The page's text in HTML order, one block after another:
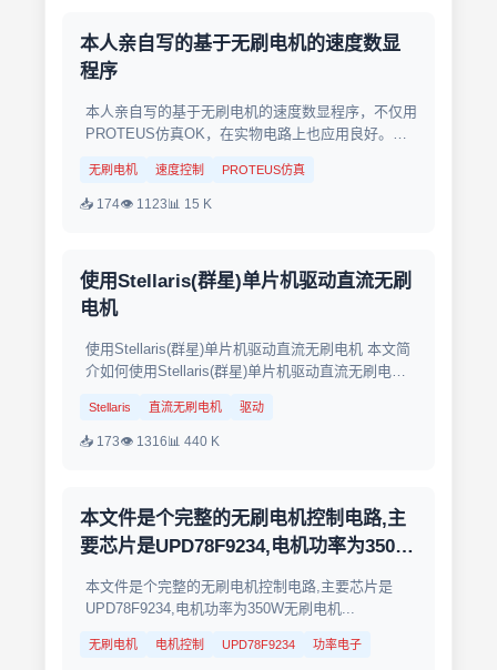
本人亲自写的基于无刷电机的速度数显
程序
本人亲自写的基于无刷电机的速度数显程序，不仅用
PROTEUS仿真OK，在实物电路上也应用良好。请
无刷电机 速度控制 PROTEUS仿真
📥 174👁 1123📊 15 K
使用Stellaris(群星)单片机驱动直流无刷
电机
使用Stellaris(群星)单片机驱动直流无刷电机 本文简
介如何使用Stellaris(群星)单片机驱动直流无刷电
Stellaris 直流无刷电机 驱动
📥 173👁 1316📊 440 K
本文件是个完整的无刷电机控制电路,主
要芯片是UPD78F9234,电机功率为350W
无刷电机
本文件是个完整的无刷电机控制电路,主要芯片是
UPD78F9234,电机功率为350W无刷电机...
无刷电机 电机控制 UPD78F9234 功率电子